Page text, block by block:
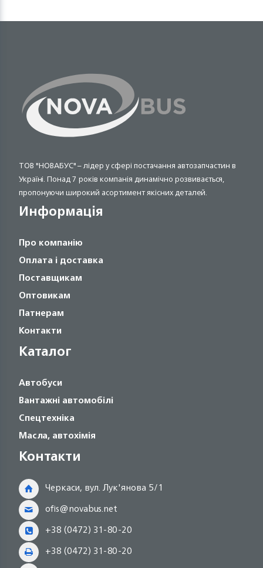
ТОВ "НОВАБУС" – лідер у сфері постачання автозапчастин в
Україні. Понад 7 років компанія динамічно розвивається,
пропонуючи широкий асортимент якісних деталей.
Информація
Про компанію
Оплата і доставка
Поставщикам
Оптовикам
Патнерам
Контакти
Каталог
Автобуси
Вантажні автомобілі
Спецтехніка
Масла, автохімія
Контакти
Черкаси, вул. Лук'янова 5/1
ofis@novabus.net
+38 (0472) 31-80-20
+38 (0472) 31-80-20